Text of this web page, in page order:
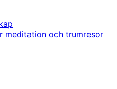
meditation och trumresor